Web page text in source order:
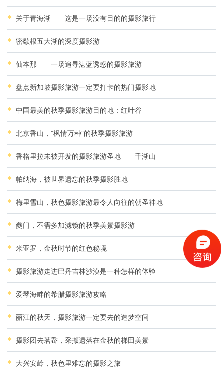
关于青海湖——这是一场没有目的的摄影旅行
密歇根五大湖的深度摄影游
仙本那——一场追寻湛蓝诱惑的摄影旅游
盘点新加坡摄影旅游一定要打卡的热门摄影地
中国最美的秋季摄影旅游目的地：红叶谷
北京香山，”枫情万种”的秋季摄影旅游
香格里拉未被开发的摄影旅游圣地——千湖山
帕纳海，被世界遗忘的秋季摄影胜地
梅里雪山，秋色摄影旅游最令人向往的朝圣神地
夔门，不需多加滤镜的秋季美景摄影游
米亚罗，金秋时节的红色秘境
摄影旅游走进巴丹吉林沙漠是一种怎样的体验
爱琴海畔的希腊摄影旅游攻略
丽江的秋天，摄影旅游一定要去的造梦空间
摄影团去茗岙，采撷遗落在金秋的梯田美景
大兴安岭，秋色里难忘的摄影之旅